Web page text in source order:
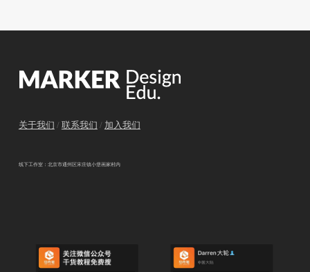
关于我们 / 联系我们 / 加入我们
线下工作室：北京市通州区宋庄镇小堡画家村内